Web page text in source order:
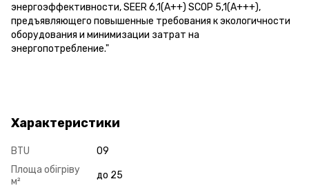
энергоэффективности, SEER 6,1(А++) SCOP 5,1(А+++),
предъявляющего повышенные требования к экологичности
оборудования и минимизации затрат на
энергопотребление."
Характеристики
BTU
09
Площа обігріву
м²
до 25